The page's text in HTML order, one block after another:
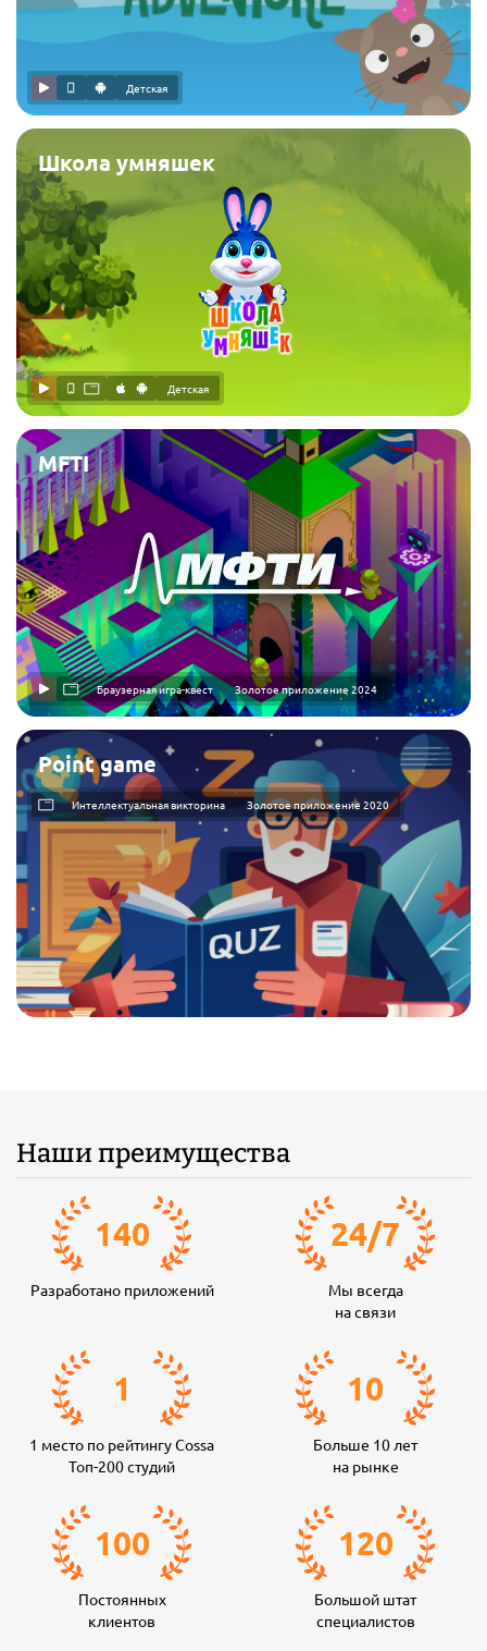
Детская
Школа умняшек
Детская
MFTI
Браузерная игра-квест Золотое приложение 2024
Point game
Интеллектуальная викторина Золотое приложение 2020
Наши преимущества
140
Разработано приложений
24/7
Мы всегда
на связи
1
1 место по рейтингу Cossa
Топ-200 студий
10
Больше 10 лет
на рынке
100
Постоянных
клиентов
120
Большой штат
специалистов